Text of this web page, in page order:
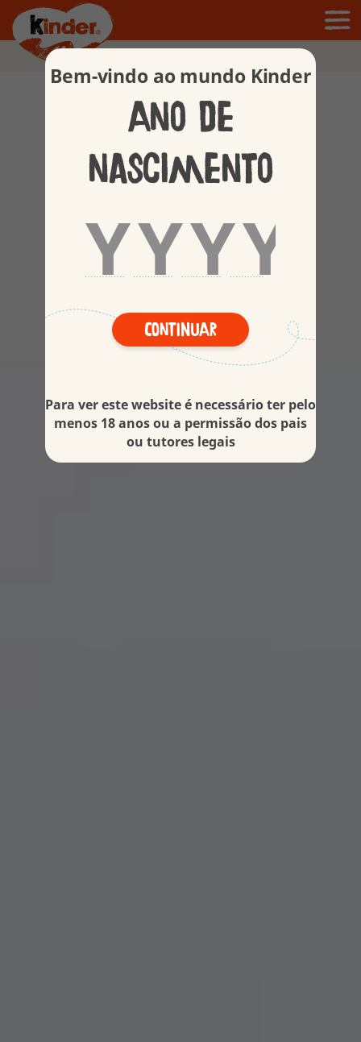
Bem-vindo ao mundo Kinder
Ano de
nascimento
Continuar
Para ver este website é necessário ter pelo
menos 18 anos ou a permissão dos pais
ou tutores legais